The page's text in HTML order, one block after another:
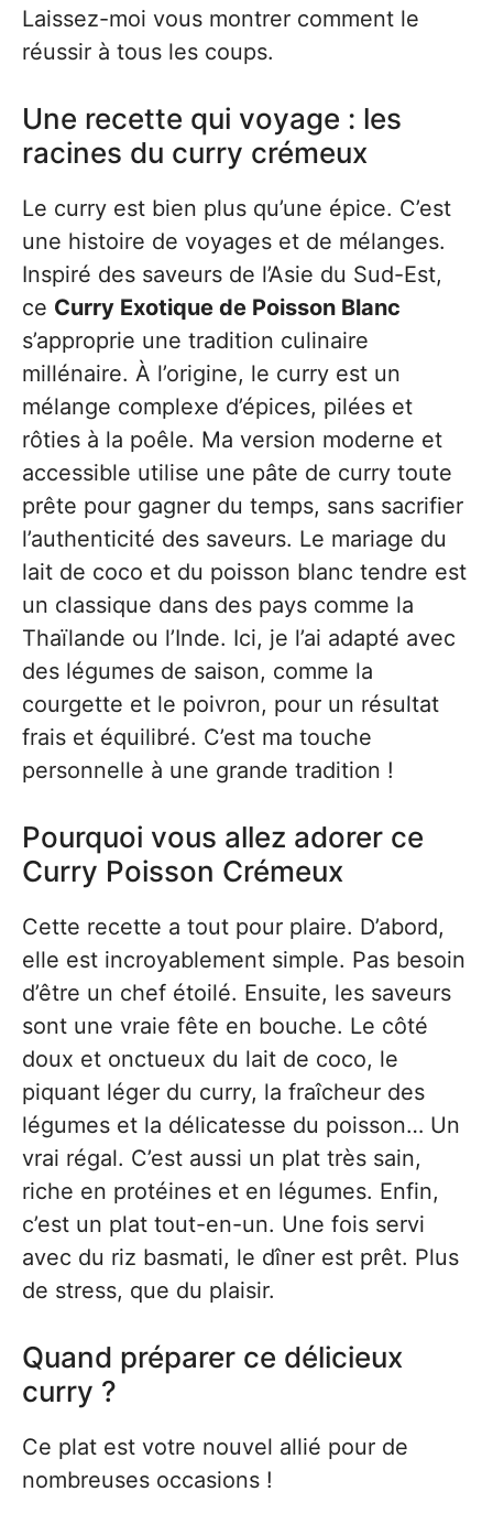
Laissez-moi vous montrer comment le
réussir à tous les coups.
Une recette qui voyage : les
racines du curry crémeux
Le curry est bien plus qu’une épice. C’est
une histoire de voyages et de mélanges.
Inspiré des saveurs de l’Asie du Sud-Est,
ce Curry Exotique de Poisson Blanc
s’approprie une tradition culinaire
millénaire. À l’origine, le curry est un
mélange complexe d’épices, pilées et
rôties à la poêle. Ma version moderne et
accessible utilise une pâte de curry toute
prête pour gagner du temps, sans sacrifier
l’authenticité des saveurs. Le mariage du
lait de coco et du poisson blanc tendre est
un classique dans des pays comme la
Thaïlande ou l’Inde. Ici, je l’ai adapté avec
des légumes de saison, comme la
courgette et le poivron, pour un résultat
frais et équilibré. C’est ma touche
personnelle à une grande tradition !
Pourquoi vous allez adorer ce
Curry Poisson Crémeux
Cette recette a tout pour plaire. D’abord,
elle est incroyablement simple. Pas besoin
d’être un chef étoilé. Ensuite, les saveurs
sont une vraie fête en bouche. Le côté
doux et onctueux du lait de coco, le
piquant léger du curry, la fraîcheur des
légumes et la délicatesse du poisson… Un
vrai régal. C’est aussi un plat très sain,
riche en protéines et en légumes. Enfin,
c’est un plat tout-en-un. Une fois servi
avec du riz basmati, le dîner est prêt. Plus
de stress, que du plaisir.
Quand préparer ce délicieux
curry ?
Ce plat est votre nouvel allié pour de
nombreuses occasions !